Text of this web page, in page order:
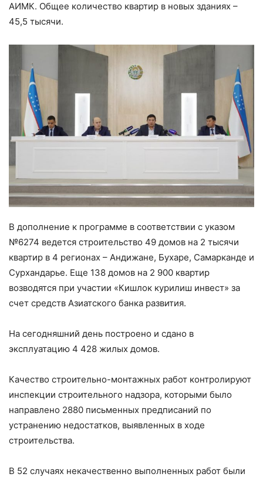
АИМК. Общее количество квартир в новых зданиях –
45,5 тысячи.
В дополнение к программе в соответствии с указом
№6274 ведется строительство 49 домов на 2 тысячи
квартир в 4 регионах – Андижане, Бухаре, Самарканде и
Сурхандарье. Еще 138 домов на 2 900 квартир
возводятся при участии «Кишлок курилиш инвест» за
счет средств Азиатского банка развития.
На сегодняшний день построено и сдано в
эксплуатацию 4 428 жилых домов.
Качество строительно-монтажных работ контролируют
инспекции строительного надзора, которыми было
направлено 2880 письменных предписаний по
устранению недостатков, выявленных в ходе
строительства.
В 52 случаях некачественно выполненных работ были